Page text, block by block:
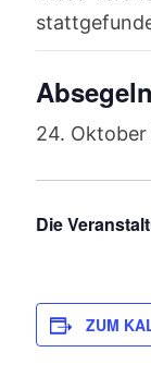
24. Oktober
Die
ZUM